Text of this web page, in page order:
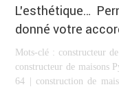
L’esthétique…
donné votre
Mots-clé : constructeur
constructeur de maisons
64
construction de